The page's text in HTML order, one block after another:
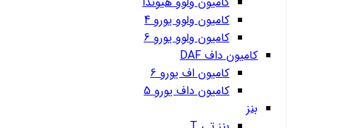
کامیون ولوو یورو 4
کامیون ولوو یورو 6
کامیون داف DAF
کامیون اف یورو 6
کامیون داف یورو 5
بنز